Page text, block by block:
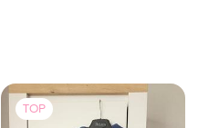
TOP